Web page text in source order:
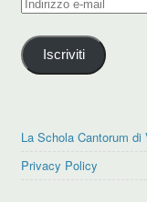
mail
Iscriviti
La Schola Cantorum di
Privacy Policy